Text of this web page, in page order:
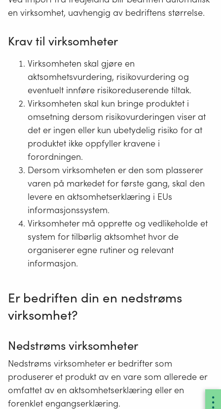
en virksomhet, uavhengig av bedriftens størrelse.
Krav til virksomheter
Virksomheten skal gjøre en
aktsomhetsvurdering, risikovurdering og
eventuelt innføre risikoreduserende tiltak.
Virksomheten skal kun bringe produktet i
omsetning dersom risikovurderingen viser at
det er ingen eller kun ubetydelig risiko for at
produktet ikke oppfyller kravene i
forordningen.
Dersom virksomheten er den som plasserer
varen på markedet for første gang, skal den
levere en aktsomhetserklæring i EUs
informasjonssystem.
Virksomheter må opprette og vedlikeholde et
system for tilbørlig aktsomhet hvor de
organiserer egne rutiner og relevant
informasjon.
Er bedriften din en nedstrøms
virksomhet?
Nedstrøms virksomheter
Nedstrøms virksomheter er bedrifter som
produserer et produkt av en vare som allerede er
omfattet av en aktsomhetserklæring eller en
forenklet engangserklæring.